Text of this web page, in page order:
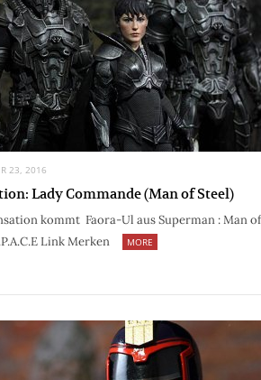
23, 2016
Lady Commande (Man of Steel)
kommt Faora-Ul aus Superman : Man of
Link Merken
MORE